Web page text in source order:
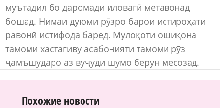
муътадил бо даромади иловагӣ метавонад
бошад. Нимаи дуюми рӯзро барои истироҳати
равонӣ истифода баред. Мулоқоти ошиқона
тамоми хастагиву асабонияти тамоми рӯз
ҷамъшударо аз вуҷуди шумо берун месозад.
Похожие новости